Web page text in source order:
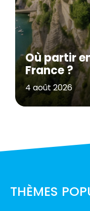
Où partir
France ?
4 août 2026
THÈMES